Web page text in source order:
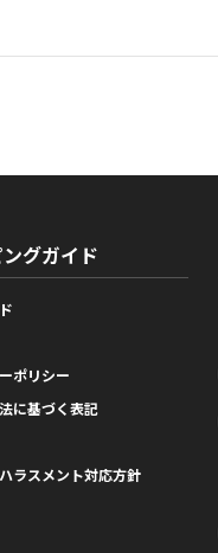
グガイド
ポリシー
に基づく表記
ラスメント対応方針